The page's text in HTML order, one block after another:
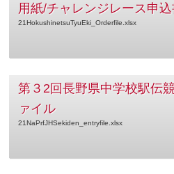
用紙/チャレンジレース申
21HokushinetsuTyuEki_Orderfile.xlsx
第３2回長野県中学校駅伝
ァイル
21NaPrfJHSekiden_entryfile.xlsx